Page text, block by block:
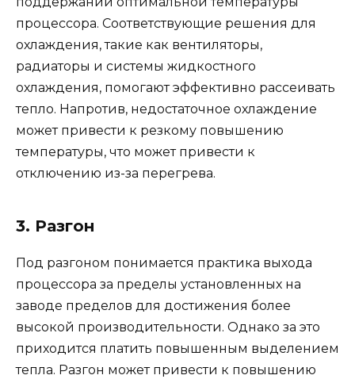
процессора. Соответствующие решения для
охлаждения, такие как вентиляторы,
радиаторы и системы жидкостного
охлаждения, помогают эффективно рассеивать
тепло. Напротив, недостаточное охлаждение
может привести к резкому повышению
температуры, что может привести к
отключению из-за перегрева.
3. Разгон
Под разгоном понимается практика выхода
процессора за пределы установленных на
заводе пределов для достижения более
высокой производительности. Однако за это
приходится платить повышенным выделением
тепла. Разгон может привести к повышению